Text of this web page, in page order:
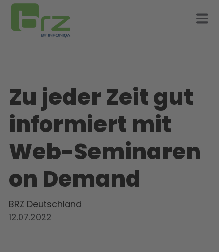
Zu jeder Zeit gut
informiert mit
Web-Seminaren
on Demand
BRZ Deutschland
12.07.2022